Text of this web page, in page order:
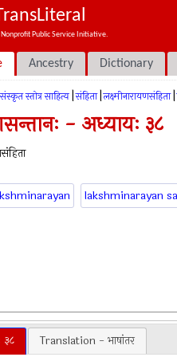
Nonprofit Public Service Initiative.
Ancestry Dictionary
संस्कृत स्तोत्र साहित्य संहिता लक्ष्मीनारायणसंहिता
- अध्यायः ३८
lakshminarayan
३८ Translation - भाषांतर